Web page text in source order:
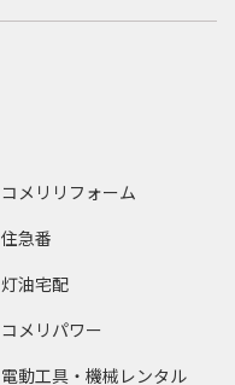
コメリリフォーム
住急番
灯油宅配
コメリパワー
電動工具・機械レンタル